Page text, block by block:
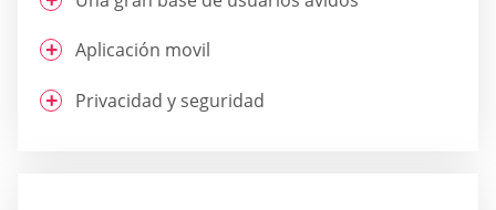
Aplicación movil
Privacidad y seguridad